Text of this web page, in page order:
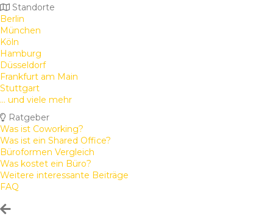
Standorte
Berlin
München
Köln
Hamburg
Düsseldorf
Frankfurt am Main
Stuttgart
... und viele mehr
Ratgeber
Was ist Coworking?
Was ist ein Shared Office?
Büroformen Vergleich
Was kostet ein Büro?
Weitere interessante Beiträge
FAQ